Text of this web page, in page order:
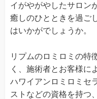
イがやがやしたサロン
癒しのひとときを過ご
はいかがでしょうか。
リプムのロミロミの特
く、施術者とお客様に
ハワイアンロミロミセ
ストなどの資格を持つ